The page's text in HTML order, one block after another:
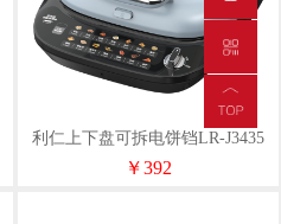
利仁上下盘可拆电饼铛LR-J3435
￥392